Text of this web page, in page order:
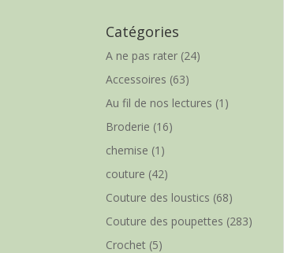
Catégories
A ne pas rater (24)
Accessoires (63)
Au fil de nos lectures (1)
Broderie (16)
chemise (1)
couture (42)
Couture des loustics (68)
Couture des poupettes (283)
Crochet (5)